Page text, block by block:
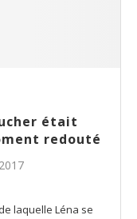
était
redouté
laquelle Léna se